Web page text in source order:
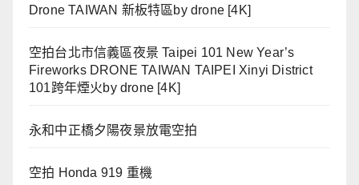
Drone TAIWAN 新板特區by drone [4K]
空拍台北市信義區夜景 Taipei 101 New Year’s
Fireworks DRONE TAIWAN TAIPEI Xinyi District
101跨年煙火by drone [4K]
永和中正橋夕陽夜景放電空拍
空拍 Honda 919 重機